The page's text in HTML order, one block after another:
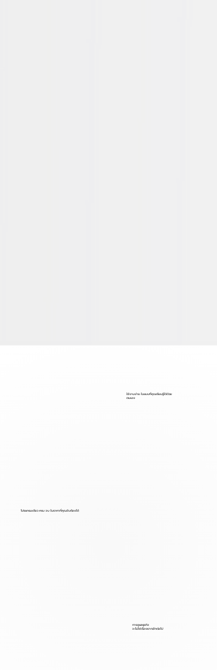
ใช้งานง่าย ในแบบที่คุณเรียนรู้ได้ด้วย
ตนเอง
โปรแกรมเดียว ครบ จบ ในราคาที่คุณจับต้องได้
การดูแลธุรกิจ
จะไม่ใช่เรื่องยากอีกต่อไป